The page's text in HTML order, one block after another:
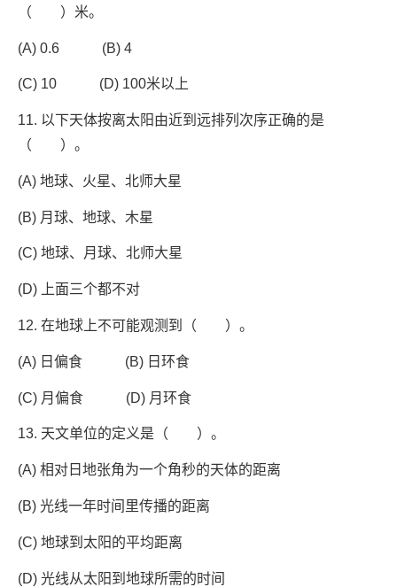
（ ）米。
(A) 0.6 (B) 4
(C) 10 (D) 100米以上
11. 以下天体按离太阳由近到远排列次序正确的是
（ ）。
(A) 地球、火星、北师大星
(B) 月球、地球、木星
(C) 地球、月球、北师大星
(D) 上面三个都不对
12. 在地球上不可能观测到（ ）。
(A) 日偏食 (B) 日环食
(C) 月偏食 (D) 月环食
13. 天文单位的定义是（ ）。
(A) 相对日地张角为一个角秒的天体的距离
(B) 光线一年时间里传播的距离
(C) 地球到太阳的平均距离
(D) 光线从太阳到地球所需的时间